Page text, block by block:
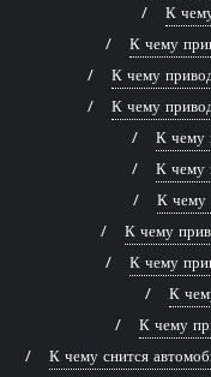
К
К чему
К чему
К чему
К чему
К чему
К чему
К чему
К чему
К
К чему
К чему снится